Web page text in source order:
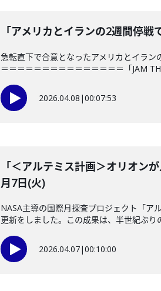
「アメリカとイランの2週間停
急転直下で合意となったアメリカとイラ
＝＝＝＝＝＝＝＝＝＝＝＝＝＝＝「JAM
2026.04.08 |00:07:53
「＜アルテミス計画＞オリオン
月7日(火)
NASA主導の国際月探査プロジェクト「ア
更新をしました。この成果は、半世紀ぶり
2026.04.07|00:10:00